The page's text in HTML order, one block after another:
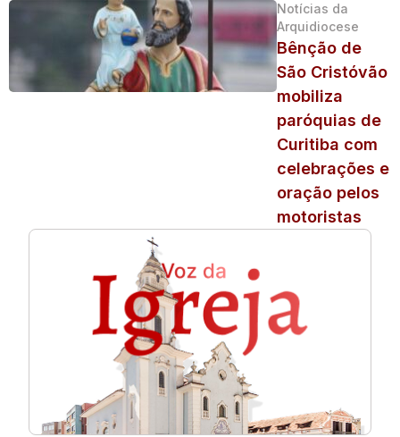
Notícias da
Arquidiocese
Bênção de
São Cristóvão
mobiliza
paróquias de
Curitiba com
celebrações e
oração pelos
motoristas